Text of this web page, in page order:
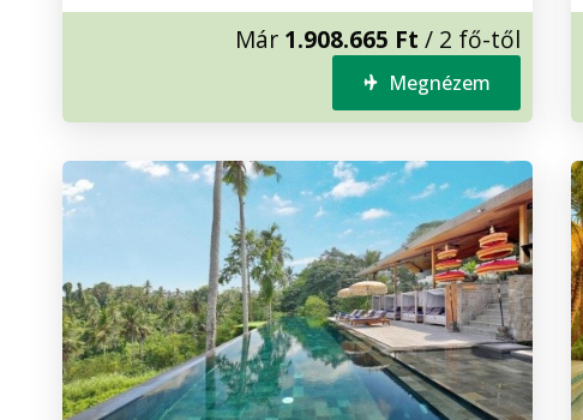
Már 1.908.665 Ft / 2 fő-től
Megnézem